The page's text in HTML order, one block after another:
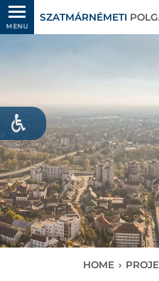
MENU
SZATMÁRNÉMETI
HOME ›